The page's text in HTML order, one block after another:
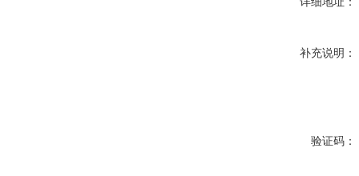
补充说明：
验证码：